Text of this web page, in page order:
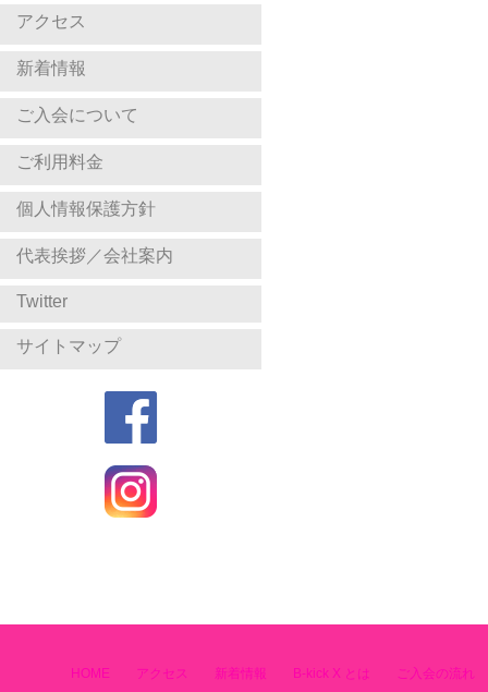
アクセス
新着情報
ご入会について
ご利用料金
個人情報保護方針
代表挨拶／会社案内
Twitter
サイトマップ
HOME アクセス 新着情報 B-kick X とは ご入会の流れ